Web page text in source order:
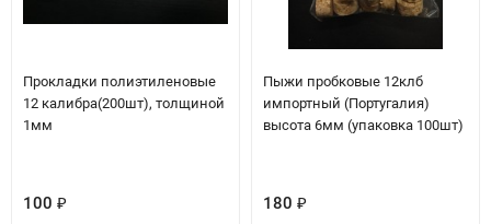
Прокладки полиэтиленовые
12 калибра(200шт), толщиной
1мм
100 ₽
Пыжи пробковые 12клб
импортный (Португалия)
высота 6мм (упаковка 100шт)
180 ₽